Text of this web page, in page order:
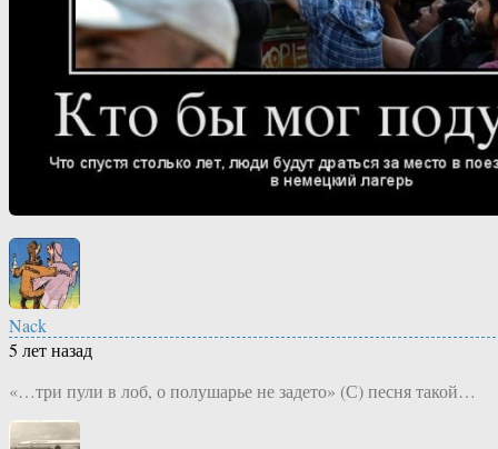
Nack
5 лет назад
«…три пули в лоб, о полушарье не задето» (С) песня такой…